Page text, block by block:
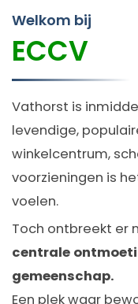
Welkom bij
ECCV
Vathorst is
levendige,
winkelcentrum,
voorzieningen is
voelen.
Toch ontbreekt er
centrale
gemeenschap.
Een plek waar